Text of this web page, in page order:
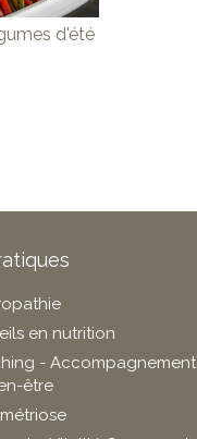
d'été
en nutrition
- Accompagnement
être